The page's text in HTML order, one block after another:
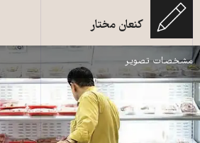
کنعان مختار
نمایش
مشخصات تصویر
گوشت؟ بودجه کفایت نمی‌کند.